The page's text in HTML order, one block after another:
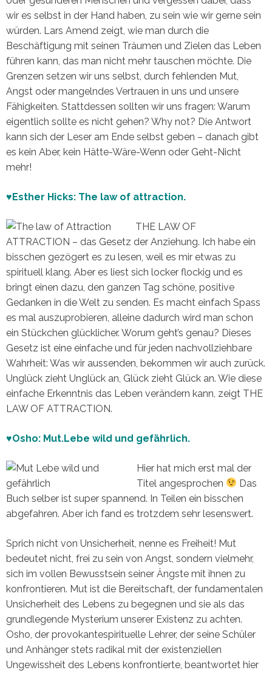
wir es selbst in der Hand haben, zu sein wie wir gerne sein
würden. Lars Amend zeigt, wie man durch die
Beschäftigung mit seinen Träumen und Zielen das Leben
führen kann, das man nicht mehr tauschen möchte. Die
Grenzen setzen wir uns selbst, durch fehlenden Mut,
Angst oder mangelndes Vertrauen in uns und unsere
Fähigkeiten. Stattdessen sollten wir uns fragen: Warum
eigentlich sollte es nicht gehen? Why not? Die Antwort
kann sich der Leser am Ende selbst geben – danach gibt
es kein Aber, kein Hätte-Wäre-Wenn oder Geht-Nicht
mehr!
♥Esther Hicks: The law of attraction.
THE LAW OF
ATTRACTION – das Gesetz der Anziehung. Ich habe ein
bisschen gezögert es zu lesen, weil es mir etwas zu
spirituell klang. Aber es liest sich locker flockig und es
bringt einen dazu, den ganzen Tag schöne, positive
Gedanken in die Welt zu senden. Es macht einfach Spass
es mal auszuprobieren, alleine dadurch wird man schon
ein Stückchen glücklicher. Worum geht’s genau? Dieses
Gesetz ist eine einfache und für jeden nachvollziehbare
Wahrheit: Was wir aussenden, bekommen wir auch zurück.
Unglück zieht Unglück an, Glück zieht Glück an. Wie diese
einfache Erkenntnis das Leben verändern kann, zeigt THE
LAW OF ATTRACTION.
♥Osho: Mut.Lebe wild und gefährlich.
Hier hat mich erst mal der
Titel angesprochen
Das
Buch selber ist super spannend. In Teilen ein bisschen
abgefahren. Aber ich fand es trotzdem sehr lesenswert.
Sprich nicht von Unsicherheit, nenne es Freiheit! Mut
bedeutet nicht, frei zu sein von Angst, sondern vielmehr,
sich im vollen Bewusstsein seiner Ängste mit ihnen zu
konfrontieren. Mut ist die Bereitschaft, der fundamentalen
Unsicherheit des Lebens zu begegnen und sie als das
grundlegende Mysterium unserer Existenz zu achten.
Osho, der provokantespirituelle Lehrer, der seine Schüler
und Anhänger stets radikal mit der existenziellen
Ungewissheit des Lebens konfrontierte, beantwortet hier